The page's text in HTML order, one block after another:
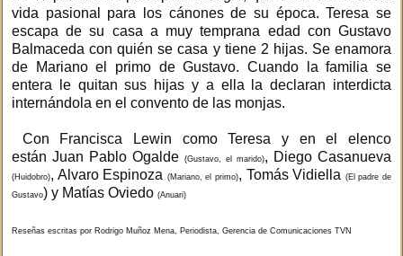
vida pasional para los cánones de su época. Teresa se
escapa de su casa a muy temprana edad con Gustavo
Balmaceda con quién se casa y tiene 2 hijas. Se enamora
de Mariano el primo de Gustavo. Cuando la familia se
entera le quitan sus hijas y a ella la declaran interdicta
internándola en el convento de las monjas.
Con Francisca Lewin como Teresa y en el elenco
están Juan Pablo Ogalde (Gustavo, el marido), Diego Casanueva
(Huidobro), Alvaro Espinoza (Mariano, el primo), Tomás Vidiella (El padre de
Gustavo) y Matías Oviedo (Anuari)
Reseñas escritas por Rodrigo Muñoz Mena, Periodista, Gerencia de Comunicaciones TVN